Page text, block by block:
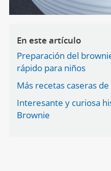
En este artículo
Preparación del
rápido para niños
Más recetas caseras
Interesante y curiosa
Brownie